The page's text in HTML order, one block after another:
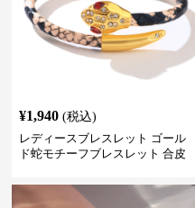
¥1,940 (税込)
レディースブレスレット ゴール
ド蛇モチーフブレスレット 合皮